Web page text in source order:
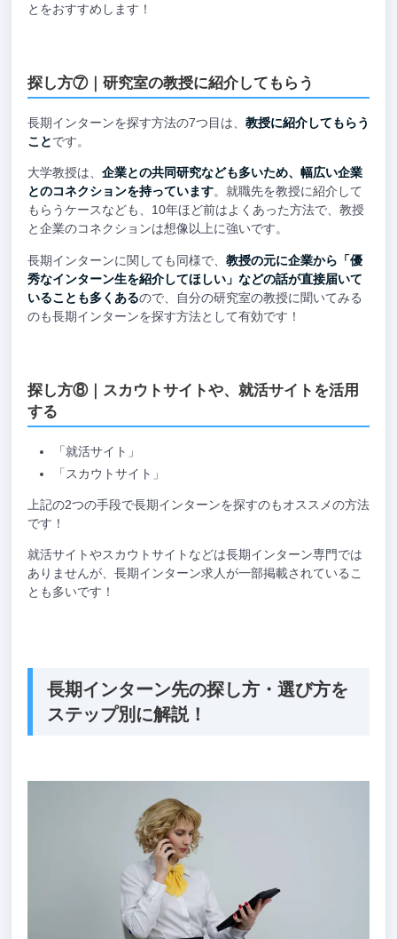
とをおすすめします！
探し方⑦｜研究室の教授に紹介してもらう
長期インターンを探す方法の7つ目は、 教授に紹介してもらう
ことです。
大学教授は、 企業との共同研究なども多いため、幅広い企業
とのコネクションを持っています。就職先を教授に紹介して
もらうケースなども、10年ほど前はよくあった方法で、教授
と企業のコネクションは想像以上に強いです。
長期インターンに関しても同様で、 教授の元に企業から「優
秀なインターン生を紹介してほしい」などの話が直接届いて
いることも多くあるので、自分の研究室の教授に聞いてみる
のも長期インターンを探す方法として有効です！
探し方⑧｜スカウトサイトや、就活サイトを活用
する
「就活サイト」
「スカウトサイト」
上記の2つの手段で長期インターンを探すのもオススメの方法
です！
就活サイトやスカウトサイトなどは長期インターン専門では
ありませんが、長期インターン求人が一部掲載されているこ
とも多いです！
長期インターン先の探し方・選び方を
ステップ別に解説！